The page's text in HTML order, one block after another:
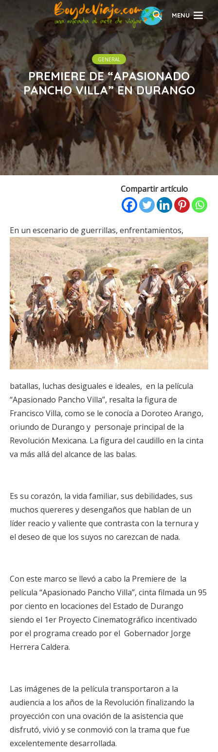
MENU
GENERAL
PREMIERE DE “APASIONADO
PANCHO VILLA” EN DURANGO
Compartir artículo
En un escenario de guerrillas, enfrentamientos,
batallas, luchas desiguales e ideales, en la película
“Apasionado Pancho Villa”, resalta la figura de
Francisco Villa, como se le conocía a Doroteo Arango,
oriundo de Durango y personaje principal de la
Revolución Mexicana. La figura del caudillo en la cinta
va más allá del alcance de las balas.
Es su corazón, la vida familiar, sus debilidades, sus
muchos quereres y desengaños que hablan de un
líder reacio y valiente que contrasta con la ternura y
el deseo de que los suyos no carezcan de nada.
Con este marco se llevó a cabo la Premiere de la
película “Apasionado Pancho Villa”, cinta filmada un 95
por ciento en locaciones del Estado de Durango
siendo el 1er Proyecto Cinematográfico incentivado
por el programa creado por el Gobernador Jorge
Herrera Caldera.
Las imágenes de la película transportaron a la
audiencia a los años de la Revolución finalizando la
proyección con una ovación de la asistencia que
disfrutó, vivió y se conmovió con la trama que fue
excelentemente desarrollada.